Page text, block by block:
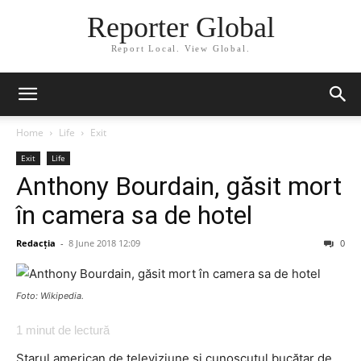
Reporter Global
Report Local. View Global.
Home Life Exit
Exit Life
Anthony Bourdain, găsit mort
în camera sa de hotel
Redacția - 8 June 2018 12:09 0
Foto: Wikipedia.
1 minut de lectură